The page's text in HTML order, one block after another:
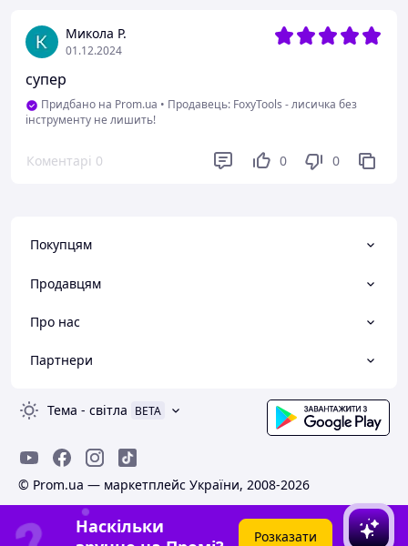
Микола Р.
01.12.2024
супер
Придбано на Prom.ua • Продавець: FoxyTools - лисичка без
інструменту не лишить!
Коментарі 0 0 0
Покупцям
Продавцям
Про нас
Партнери
Тема - світла BETA
© Prom.ua — маркетплейс України, 2008-2026
Наскільки
Розказати